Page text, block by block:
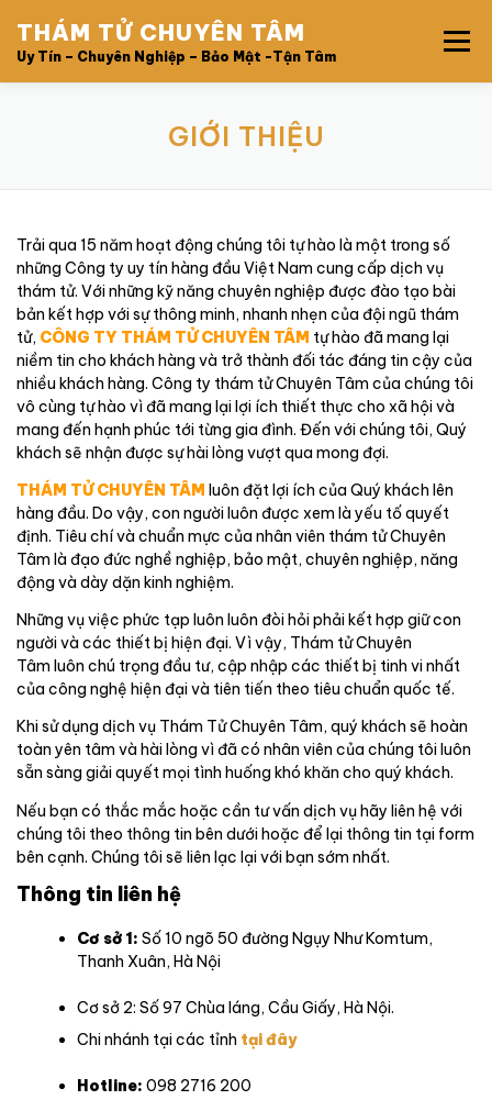
content
THÁM TỬ CHUYÊN TÂM
Uy Tín – Chuyên Nghiệp – Bảo Mật -Tận Tâm
Menu
GIỚI THIỆU DỊCH VỤ
LIÊN HỆ
GIỚI THIỆU
Trải qua 15 năm hoạt động chúng tôi tự hào là một trong số
những Công ty uy tín hàng đầu Việt Nam cung cấp dịch vụ
thám tử. Với những kỹ năng chuyên nghiệp được đào tạo bài
bản kết hợp với sự thông minh, nhanh nhẹn của đội ngũ thám
tử, CÔNG TY THÁM TỬ CHUYÊN TÂM tự hào đã mang lại
niềm tin cho khách hàng và trở thành đối tác đáng tin cậy của
nhiều khách hàng. Công ty thám tử Chuyên Tâm của chúng tôi
vô cùng tự hào vì đã mang lại lợi ích thiết thực cho xã hội và
mang đến hạnh phúc tới từng gia đình. Đến với chúng tôi, Quý
khách sẽ nhận được sự hài lòng vượt qua mong đợi.
THÁM TỬ CHUYÊN TÂM luôn đặt lợi ích của Quý khách lên
hàng đầu. Do vậy, con người luôn được xem là yếu tố quyết
định. Tiêu chí và chuẩn mực của nhân viên thám tử Chuyên
Tâm là đạo đức nghề nghiệp, bảo mật, chuyên nghiệp, năng
động và dày dặn kinh nghiệm.
Những vụ việc phức tạp luôn luôn đòi hỏi phải kết hợp giữ con
người và các thiết bị hiện đại. Vì vậy, Thám tử Chuyên
Tâm luôn chú trọng đầu tư, cập nhập các thiết bị tinh vi nhất
của công nghệ hiện đại và tiên tiến theo tiêu chuẩn quốc tế.
Khi sử dụng dịch vụ Thám Tử Chuyên Tâm, quý khách sẽ hoàn
toàn yên tâm và hài lòng vì đã có nhân viên của chúng tôi luôn
sẵn sàng giải quyết mọi tình huống khó khăn cho quý khách.
Nếu bạn có thắc mắc hoặc cần tư vấn dịch vụ hãy liên hệ với
chúng tôi theo thông tin bên dưới hoặc để lại thông tin tại form
bên cạnh. Chúng tôi sẽ liên lạc lại với bạn sớm nhất.
Thông tin liên hệ
Cơ sở 1: Số 10 ngõ 50 đường Ngụy Như Komtum,
Thanh Xuân, Hà Nội
Cơ sở 2: Số 97 Chùa láng, Cầu Giấy, Hà Nội.
Chi nhánh tại các tỉnh tại đây
Hotline: 098 2716 200